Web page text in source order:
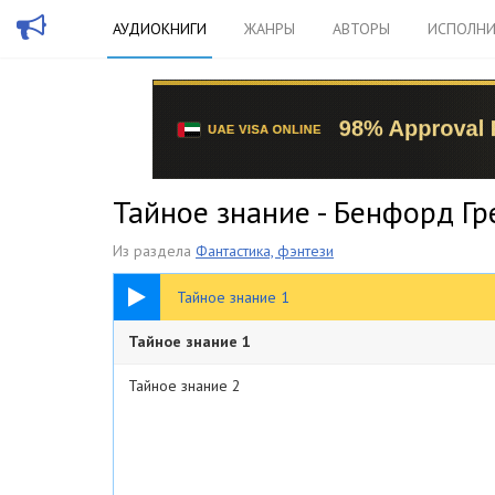
АУДИОКНИГИ ЖАНРЫ АВТОРЫ
Тайное знание - Бенфорд
Из раздела Фантастика, фэнтези
Тайное знание 1
18:37
Тайное знание 1
Тайное знание 2